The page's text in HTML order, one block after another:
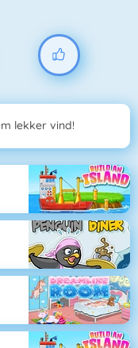
lekker vind!